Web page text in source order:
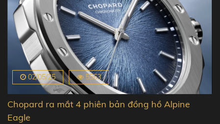
02/05/25 5563
Chopard ra mắt 4 phiên bản đồng hồ Alpine
Eagle